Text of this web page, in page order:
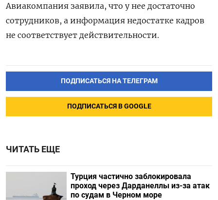
Авиакомпания заявила, что у нее достаточно
сотрудников, а информация недостатке кадров
не соответствует действительности.
ПОДПИСАТЬСЯ НА ТЕЛЕГРАМ
ПОДПИСАТЬСЯ В GOOGLE
ЧИТАТЬ ЕЩЕ
Турция частично заблокировала
проход через Дарданеллы из-за атак
по судам в Черном море